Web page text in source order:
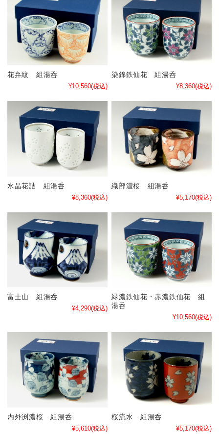
花弁紋 組湯呑
¥10,560(税込)
染錦鉄仙花 組湯呑
¥8,360(税込)
水晶花詰 組湯呑
¥8,360(税込)
織部濃桜 組湯呑
¥5,170(税込)
富士山 組湯呑
¥4,290(税込)
緑濃鉄仙花・赤濃鉄仙花 組
湯呑
¥10,560(税込)
内外渕濃桜 組湯呑
¥5,610(税込)
桜流水 組湯呑
¥5,170(税込)